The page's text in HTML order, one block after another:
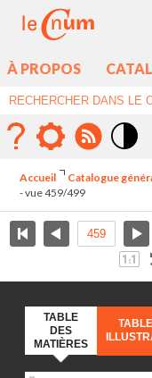
À PROPOS
élévé
Accueil Catalogue
- vue 459/499
TABLE
DES
MATIÈRES